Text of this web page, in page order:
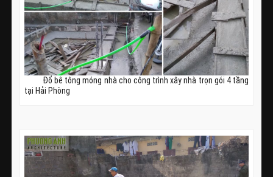
Đổ bê tông móng nhà cho công trình xây nhà trọn gói 4 tầng
tại Hải Phòng